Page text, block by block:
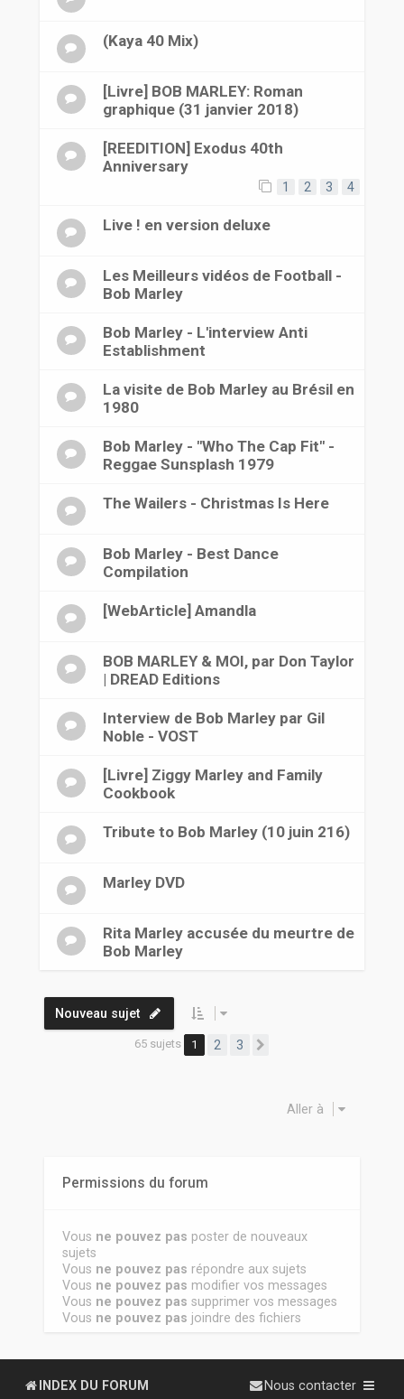
(Kaya 40 Mix)
[Livre] BOB MARLEY: Roman
graphique (31 janvier 2018)
[REEDITION] Exodus 40th
Anniversary
1 2 3 4
Live ! en version deluxe
Les Meilleurs vidéos de Football -
Bob Marley
Bob Marley - L'interview Anti
Establishment
La visite de Bob Marley au Brésil en
1980
Bob Marley - "Who The Cap Fit" -
Reggae Sunsplash 1979
The Wailers - Christmas Is Here
Bob Marley - Best Dance
Compilation
[WebArticle] Amandla
BOB MARLEY & MOI, par Don Taylor
| DREAD Editions
Interview de Bob Marley par Gil
Noble - VOST
[Livre] Ziggy Marley and Family
Cookbook
Tribute to Bob Marley (10 juin 216)
Marley DVD
Rita Marley accusée du meurtre de
Bob Marley
Nouveau sujet
65 sujets 1 2 3
Aller à
Permissions du forum
Vous ne pouvez pas poster de nouveaux
sujets
Vous ne pouvez pas répondre aux sujets
Vous ne pouvez pas modifier vos messages
Vous ne pouvez pas supprimer vos messages
Vous ne pouvez pas joindre des fichiers
INDEX DU FORUM Nous contacter